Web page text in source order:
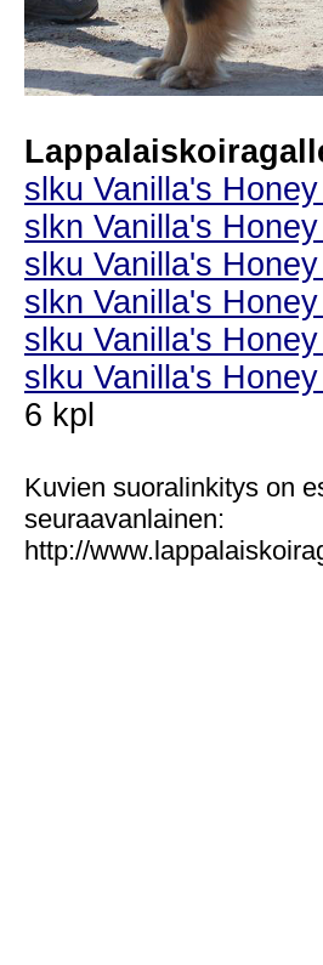
slku Vanilla's
slkn Vanilla's
slku Vanilla's
slkn Vanilla's
slku Vanilla's
slku Vanilla's
6 kpl
Kuvien suoralinkitys on
seuraavanlainen:
http://